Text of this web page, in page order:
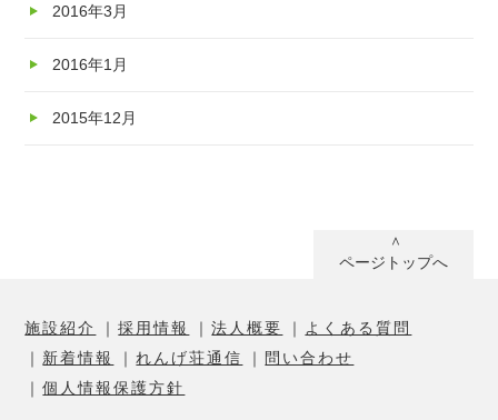
2016年3月
2016年1月
2015年12月
ページトップへ
施設紹介 採用情報 法人概要
よくある質問
新着情報
れんげ荘通信
問い合わせ
個人情報保護方針